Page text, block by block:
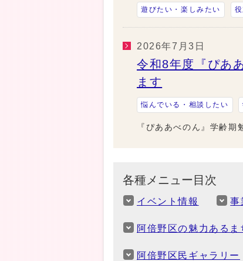
遊びたい・楽しみたい
2026年7月3日
令和8年度『ぴあ
ます
悩んでいる・相談したい
『ぴああべのん』学齢期
各種メニュー目次
イベント情報 事
阿倍野区の魅力あるま
阿倍野区民ギャラリー